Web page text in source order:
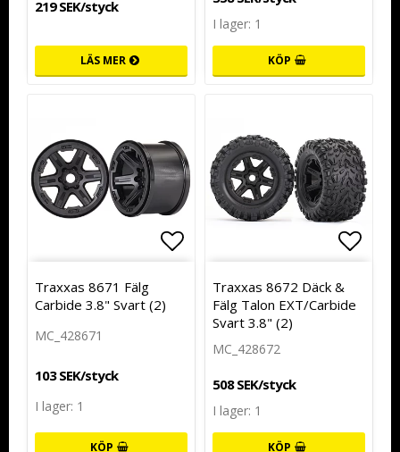
219 SEK/styck
LÄS MER
I lager: 1
KÖP
Lägg till i favoritlistan
Traxxas 8671 Fälg
Carbide 3.8" Svart (2)
MC_428671
103 SEK/styck
I lager: 1
KÖP
Lägg
Traxxas 8672 Däck &
Fälg Talon EXT/Carbide
Svart 3.8" (2)
MC_428672
508 SEK/styck
I lager: 1
KÖP